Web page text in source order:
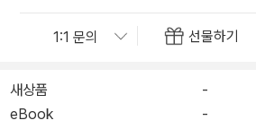
선물하기
새상품
-
eBook
-